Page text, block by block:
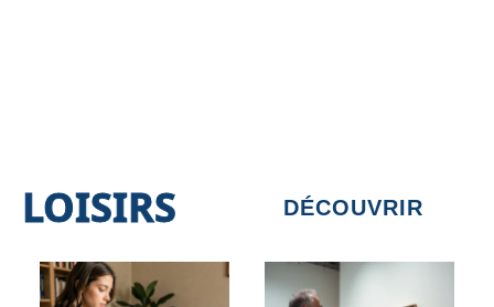
LOISIRS DÉCOUVRIR